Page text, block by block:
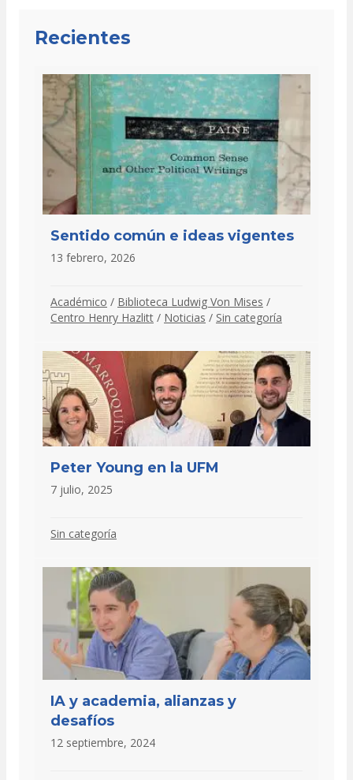
Recientes
Sentido común e ideas vigentes
13 febrero, 2026
Académico / Biblioteca Ludwig Von Mises /
Centro Henry Hazlitt / Noticias / Sin categoría
Peter Young en la UFM
7 julio, 2025
Sin categoría
IA y academia, alianzas y
desafíos
12 septiembre, 2024